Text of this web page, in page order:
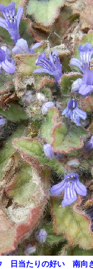
日当たりの好い 南向